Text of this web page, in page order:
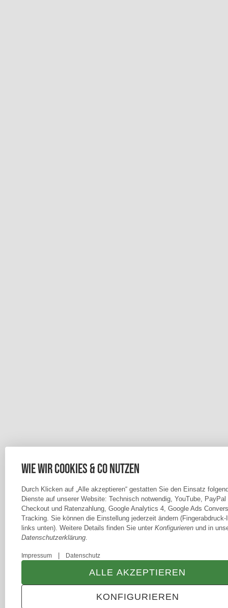
Wie wir Cookies & Co nutzen
Durch Klicken auf „Alle akzeptieren“ gestatten Sie den Einsatz
Dienste auf unserer Website: Technisch notwendig, YouTube,
Checkout und Ratenzahlung, Google Analytics 4, Google Ads
Tracking. Sie können die Einstellung jederzeit ändern (Fingerabdruck-
links unten). Weitere Details finden Sie unter Konfigurieren und in
Datenschutzerklärung.
Impressum Datenschutz
KONFIGURIEREN
ALLE AKZEPTIEREN